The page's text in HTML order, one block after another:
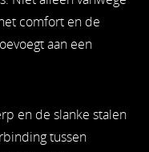
comfort en de
aan een
en de slanke stalen
tussen